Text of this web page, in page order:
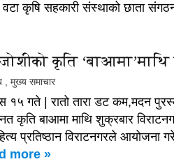
कृषि सहकारी संस्थाको छाता
कृति ‘बाआमा’माथि
मुख्य समाचार
१५ गते | रातो तारा डट कम,मदन
कृति बाआमा माथि शुक्रबार
प्रतिष्ठान विराटनगरले आयोजना
more »